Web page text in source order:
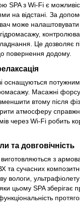
SPA з Wi-Fi є
на відстані. За
може
Це дозволяє
повернення додому.
оснащуються
Масажні
втому після
атмосферу
через Wi-Fi робить
та довговічність
з
та сучасних
вологи,
цьому SPA зберігає